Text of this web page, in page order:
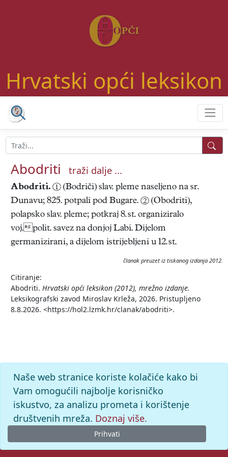
Hrvatski opći leksikon
Abodriti traži dalje ...
Abodriti. ① (Bodriči) slav. pleme naseljeno na sr.
Dunavu; 825. potpali pod Bugare. ② (Obodriti),
polapsko slav. pleme; potkraj 8. st. organiziralo
voj.polit. savez na donjoj Labi. Dijelom
germanizirani, a dijelom istrijebljeni u 12. st.
članak preuzet iz tiskanog izdanja 2012.
Citiranje:
Abodriti. Hrvatski opći leksikon (2012), mrežno izdanje.
Leksikografski zavod Miroslav Krleža, 2026. Pristupljeno
8.8.2026. <https://hol2.lzmk.hr/clanak/abodriti>.
Naše web stranice koriste kolačiće kako bi
Vam omogućili najbolje korisničko
iskustvo, za analizu prometa i korištenje
društvenih mreža. Doznaj više.
Prihvati
© 2026. -Leksikografski zavodMiroslav Krleža